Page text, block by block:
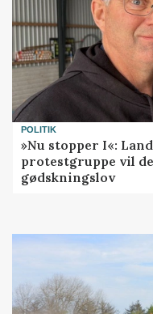
POLITIK
»Nu stopper I«:
protestgruppe vil
gødskningslov